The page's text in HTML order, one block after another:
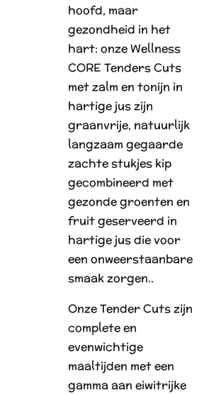
hoofd, maar
gezondheid in het
hart: onze Wellness
CORE Tenders Cuts
met zalm en tonijn in
hartige jus zijn
graanvrije, natuurlijk
langzaam gegaarde
zachte stukjes kip
gecombineerd met
gezonde groenten en
fruit geserveerd in
hartige jus die voor
een onweerstaanbare
smaak zorgen..
Onze Tender Cuts zijn
complete en
evenwichtige
maaltijden met een
gamma aan eiwitrijke